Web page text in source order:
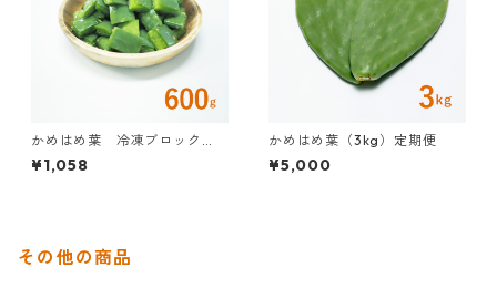
かめはめ葉 冷凍ブロック
（冷凍・600g）
¥1,058
かめはめ葉（3kg）定期便
¥5,000
その他の商品